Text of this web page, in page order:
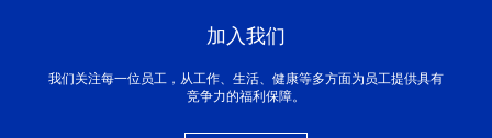
加入我们
我们关注每一位员工，从工作、生活、健康等多方面为员工提供具有
竞争力的福利保障。